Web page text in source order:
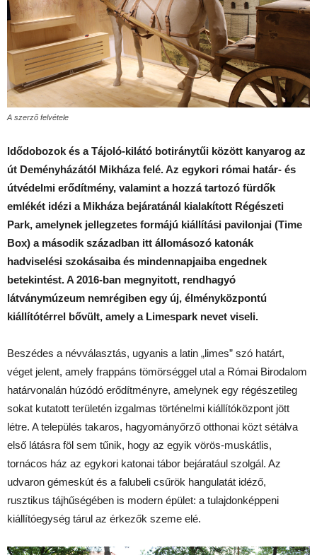
A szerző felvétele
Idődobozok és a Tájoló-kilátó botiránytűi között kanyarog az
út Deményházától Mikháza felé.Az egykori római határ- és
útvédelmi erődítmény, valamint a hozzá tartozó fürdők
emlékét idézi a Mikháza bejáratánál kialakított Régészeti
Park, amelynek jellegzetes formájú kiállítási pavilonjai (Time
Box) a második században itt állomásozó katonák
hadviselési szokásaiba és mindennapjaiba engednek
betekintést.A 2016-ban megnyitott, rendhagyó
látványmúzeum nemrégiben egy új, élményközpontú
kiállítótérrel bővült, amely a Limespark nevet viseli.
Beszédes a névválasztás, ugyanis a latin „limes” szó határt,
véget jelent, amely frappáns tömörséggel utal a Római Birodalom
határvonalán húzódó erődítményre, amelynek egy régészetileg
sokat kutatott területén izgalmas történelmi kiállítóközpont jött
létre. A település takaros, hagyományőrző otthonai közt sétálva
első látásra föl sem tűnik, hogy az egyik vörös-muskátlis,
tornácos ház az egykori katonai tábor bejáratául szolgál. Az
udvaron gémeskút és a falubeli csűrök hangulatát idéző,
rusztikus tájhűségében is modern épület: a tulajdonképpeni
kiállítóegység tárul az érkezők szeme elé.